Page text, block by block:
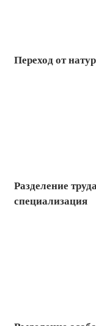
Переход от
Разделение
специализация